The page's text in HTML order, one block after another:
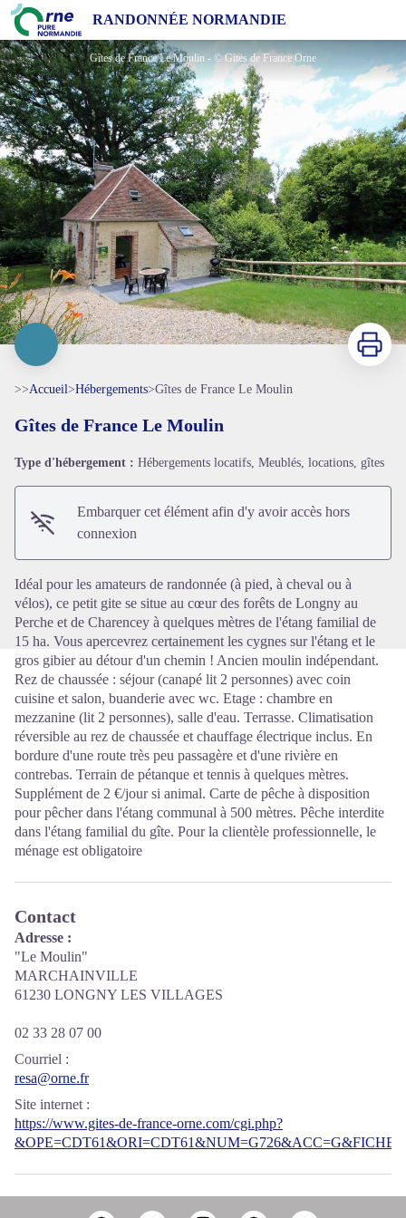
RANDONNÉE NORMANDIE
Gîtes de France Le Moulin
Gîtes de France Le Moulin - © Gites de France Orne
Voir l'image en plein écran
Imprimer
>>Accueil>Hébergements>Gîtes de France Le Moulin
Gîtes de France Le Moulin
Type d'hébergement : Hébergements locatifs, Meublés, locations, gîtes
Embarquer cet élément afin d'y avoir accès hors
connexion
Idéal pour les amateurs de randonnée (à pied, à cheval ou à
vélos), ce petit gite se situe au cœur des forêts de Longny au
Perche et de Charencey à quelques mètres de l'étang familial de
15 ha. Vous apercevrez certainement les cygnes sur l'étang et le
gros gibier au détour d'un chemin ! Ancien moulin indépendant.
Rez de chaussée : séjour (canapé lit 2 personnes) avec coin
cuisine et salon, buanderie avec wc. Etage : chambre en
mezzanine (lit 2 personnes), salle d'eau. Terrasse. Climatisation
réversible au rez de chaussée et chauffage électrique inclus. En
bordure d'une route très peu passagère et d'une rivière en
contrebas. Terrain de pétanque et tennis à quelques mètres.
Supplément de 2 €/jour si animal. Carte de pêche à disposition
pour pêcher dans l'étang communal à 500 mètres. Pêche interdite
dans l'étang familial du gîte. Pour la clientèle professionnelle, le
ménage est obligatoire
Contact
Adresse :
"Le Moulin"
MARCHAINVILLE
61230 LONGNY LES VILLAGES
02 33 28 07 00
Courriel :
resa@orne.fr
Site internet :
https://www.gites-de-france-orne.com/cgi.php?